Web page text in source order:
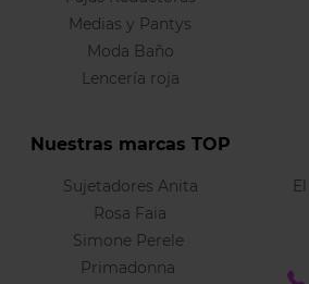
Medias y Pantys
Moda Baño
Lencería roja
Nuestras marcas TOP
Sujetadores Anita
Rosa Faia
Simone Perele
Primadonna